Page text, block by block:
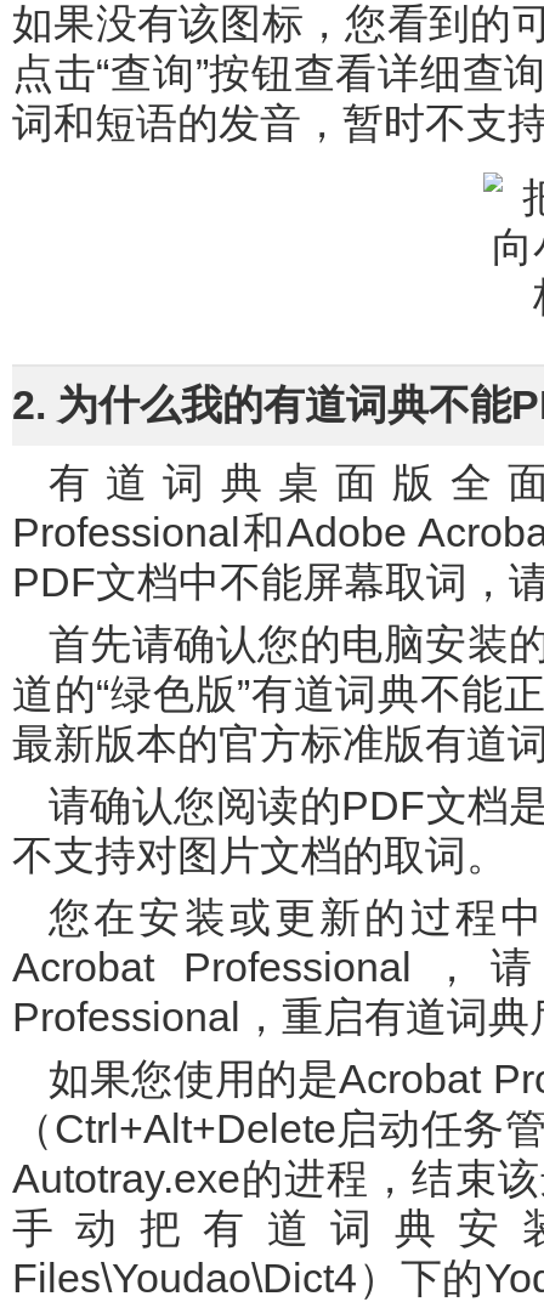
如果没有该图标，您看到的
点击“查询”按钮查看详细查
词和短语的发音，暂时不支
2. 为什么我的有道词典不能
有道词典桌面版全面支持Adobe Reader、Acrobat
Professional和Adobe
PDF文档中不能屏幕取词，
首先请确认您的电脑安装的是最新版本的有道词典，非官方渠
道的“绿色版”有道词典不能
最新版本的官方标准版有道
请确认您阅读的PDF文档是文本而不是图片，目前有道词典暂
不支持对图片文档的取词。
您在安装或更新的过程中，可能没有关闭Adobe Reader或
Acrobat Professional，
Professional，重启有道词
如果您使用的是Acrobat Professional，请查看您的任务管理器
（Ctrl+Alt+Delete启动任务
Autotray.exe的进程，结束
手动把有道词典安
Files\Youdao\Dict4）下的